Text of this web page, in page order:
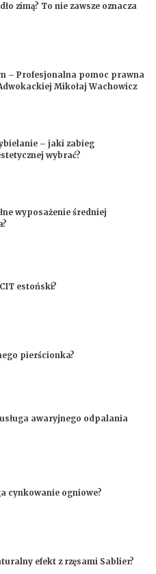
zimą? To nie zawsze oznacza
– Profesjonalna pomoc prawna
Mikołaj Wachowicz
– jaki zabieg
wybrać?
wyposażenie średniej
estoński?
pierścionka?
awaryjnego odpalania
cynkowanie ogniowe?
efekt z rzęsami Sablier?